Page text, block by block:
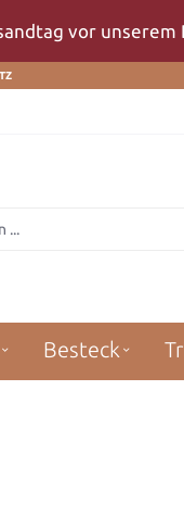
vor
Besteck